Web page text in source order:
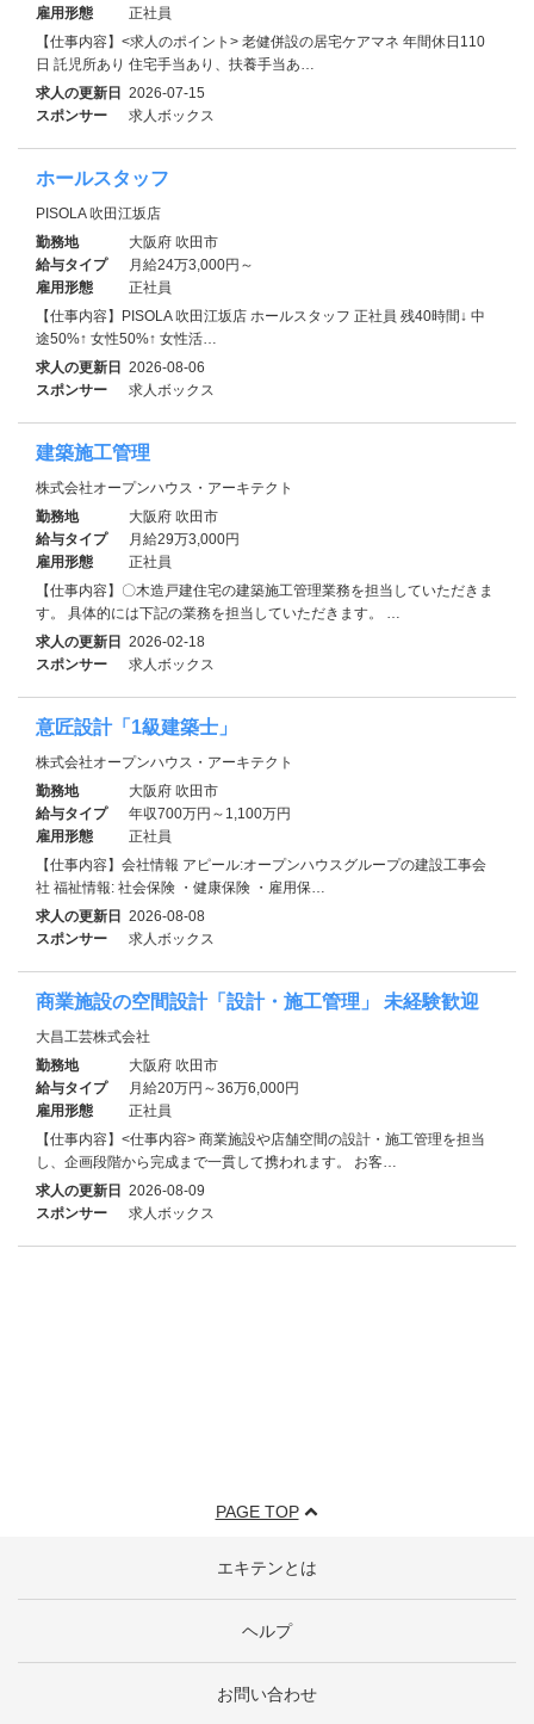
雇用形態
正社員
【仕事内容】<求人のポイント> 老健併設の居宅ケアマネ 年間休日110
日 託児所あり 住宅手当あり、扶養手当あ…
求人の更新日 2026-07-15
スポンサー
求人ボックス
ホールスタッフ
PISOLA 吹田江坂店
勤務地
大阪府 吹田市
給与タイプ
月給24万3,000円～
雇用形態
正社員
【仕事内容】PISOLA 吹田江坂店 ホールスタッフ 正社員 残40時間↓ 中
途50%↑ 女性50%↑ 女性活…
求人の更新日 2026-08-06
スポンサー
求人ボックス
建築施工管理
株式会社オープンハウス・アーキテクト
勤務地
大阪府 吹田市
給与タイプ
月給29万3,000円
雇用形態
正社員
【仕事内容】〇木造戸建住宅の建築施工管理業務を担当していただきま
す。 具体的には下記の業務を担当していただきます。 …
求人の更新日 2026-02-18
スポンサー
求人ボックス
意匠設計「1級建築士」
株式会社オープンハウス・アーキテクト
勤務地
大阪府 吹田市
給与タイプ
年収700万円～1,100万円
雇用形態
正社員
【仕事内容】会社情報 アピール:オープンハウスグループの建設工事会
社 福祉情報: 社会保険 ・健康保険 ・雇用保…
求人の更新日 2026-08-08
スポンサー
求人ボックス
商業施設の空間設計「設計・施工管理」 未経験歓迎
大昌工芸株式会社
勤務地
大阪府 吹田市
給与タイプ
月給20万円～36万6,000円
雇用形態
正社員
【仕事内容】<仕事内容> 商業施設や店舗空間の設計・施工管理を担当
し、企画段階から完成まで一貫して携われます。 お客…
求人の更新日 2026-08-09
スポンサー
求人ボックス
PAGE TOP
エキテンとは
ヘルプ
お問い合わせ